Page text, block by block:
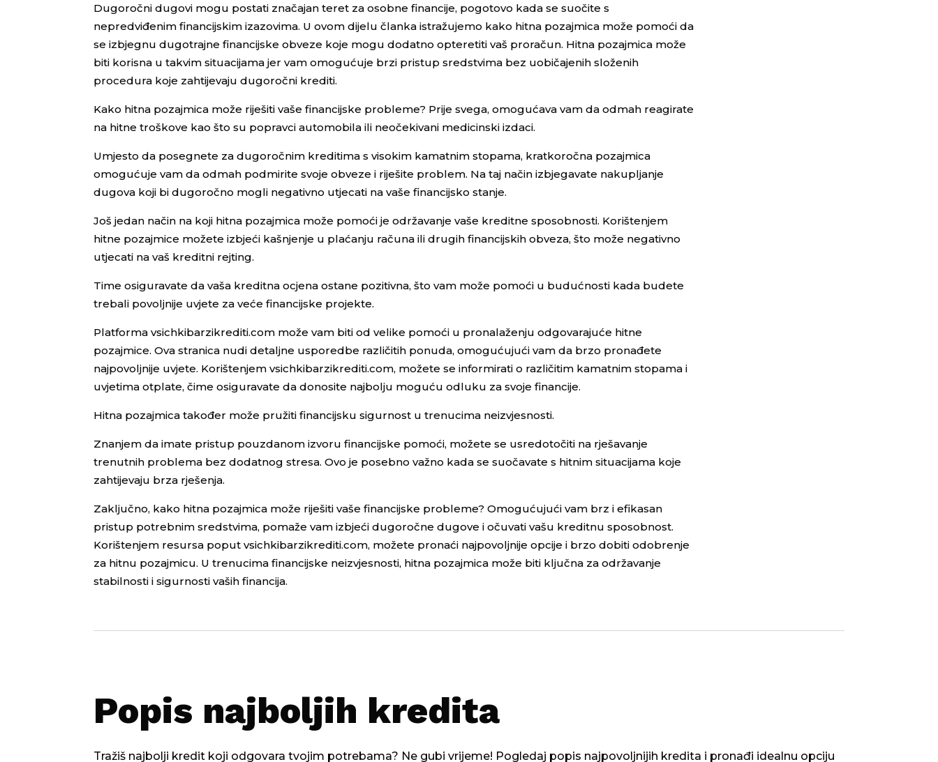
Dugoročni dugovi mogu postati značajan teret za osobne financije, pogotovo kada se suočite s
nepredviđenim financijskim izazovima. U ovom dijelu članka istražujemo kako hitna pozajmica može pomoći da
se izbjegnu dugotrajne financijske obveze koje mogu dodatno opteretiti vaš proračun. Hitna pozajmica može
biti korisna u takvim situacijama jer vam omogućuje brzi pristup sredstvima bez uobičajenih složenih
procedura koje zahtijevaju dugoročni krediti.
Kako hitna pozajmica može riješiti vaše financijske probleme? Prije svega, omogućava vam da odmah reagirate
na hitne troškove kao što su popravci automobila ili neočekivani medicinski izdaci.
Umjesto da posegnete za dugoročnim kreditima s visokim kamatnim stopama, kratkoročna pozajmica
omogućuje vam da odmah podmirite svoje obveze i riješite problem. Na taj način izbjegavate nakupljanje
dugova koji bi dugoročno mogli negativno utjecati na vaše financijsko stanje.
Još jedan način na koji hitna pozajmica može pomoći je održavanje vaše kreditne sposobnosti. Korištenjem
hitne pozajmice možete izbjeći kašnjenje u plaćanju računa ili drugih financijskih obveza, što može negativno
utjecati na vaš kreditni rejting.
Time osiguravate da vaša kreditna ocjena ostane pozitivna, što vam može pomoći u budućnosti kada budete
trebali povoljnije uvjete za veće financijske projekte.
Platforma vsichkibarzikrediti.com može vam biti od velike pomoći u pronalaženju odgovarajuće hitne
pozajmice. Ova stranica nudi detaljne usporedbe različitih ponuda, omogućujući vam da brzo pronađete
najpovoljnije uvjete. Korištenjem vsichkibarzikrediti.com, možete se informirati o različitim kamatnim stopama i
uvjetima otplate, čime osiguravate da donosite najbolju moguću odluku za svoje financije.
Hitna pozajmica također može pružiti financijsku sigurnost u trenucima neizvjesnosti.
Znanjem da imate pristup pouzdanom izvoru financijske pomoći, možete se usredotočiti na rješavanje
trenutnih problema bez dodatnog stresa. Ovo je posebno važno kada se suočavate s hitnim situacijama koje
zahtijevaju brza rješenja.
Zaključno, kako hitna pozajmica može riješiti vaše financijske probleme? Omogućujući vam brz i efikasan
pristup potrebnim sredstvima, pomaže vam izbjeći dugoročne dugove i očuvati vašu kreditnu sposobnost.
Korištenjem resursa poput vsichkibarzikrediti.com, možete pronaći najpovoljnije opcije i brzo dobiti odobrenje
za hitnu pozajmicu. U trenucima financijske neizvjesnosti, hitna pozajmica može biti ključna za održavanje
stabilnosti i sigurnosti vaših financija.
Popis najboljih kredita
Tražiš najbolji kredit koji odgovara tvojim potrebama? Ne gubi vrijeme! Pogledaj popis najpovoljnijih kredita i pronađi idealnu opciju